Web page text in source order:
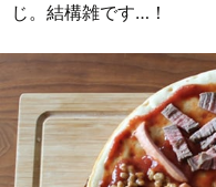
じ。結構雑です…！